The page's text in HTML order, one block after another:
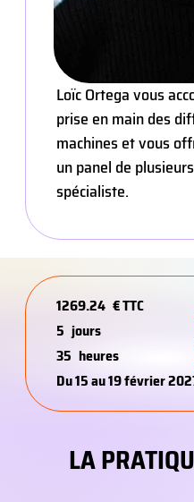
Loïc Ortega vous
prise en main des
machines et vous
un panel de
spécialiste.
1269.24 € TTC
5 jours
35 heures
Du 15 au 19 février
LA